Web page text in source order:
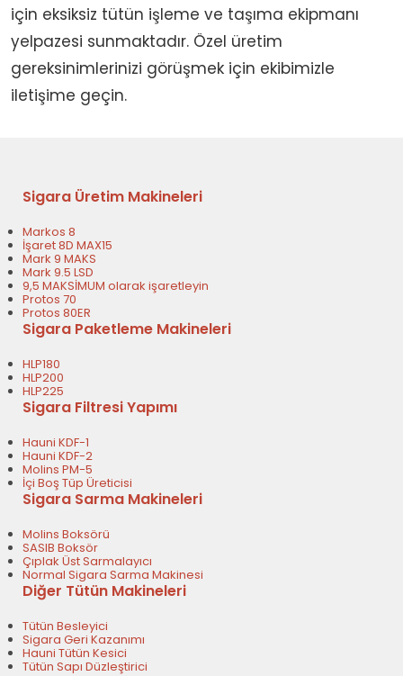
için eksiksiz tütün işleme ve taşıma ekipmanı
yelpazesi sunmaktadır. Özel üretim
gereksinimlerinizi görüşmek için ekibimizle
iletişime geçin.
Sigara Üretim Makineleri
Markos 8
İşaret 8D MAX15
Mark 9 MAKS
Mark 9.5 LSD
9,5 MAKSİMUM olarak işaretleyin
Protos 70
Protos 80ER
Sigara Paketleme Makineleri
HLP180
HLP200
HLP225
Sigara Filtresi Yapımı
Hauni KDF-1
Hauni KDF-2
Molins PM-5
İçi Boş Tüp Üreticisi
Sigara Sarma Makineleri
Molins Boksörü
SASIB Boksör
Çıplak Üst Sarmalayıcı
Normal Sigara Sarma Makinesi
Diğer Tütün Makineleri
Tütün Besleyici
Sigara Geri Kazanımı
Hauni Tütün Kesici
Tütün Sapı Düzleştirici